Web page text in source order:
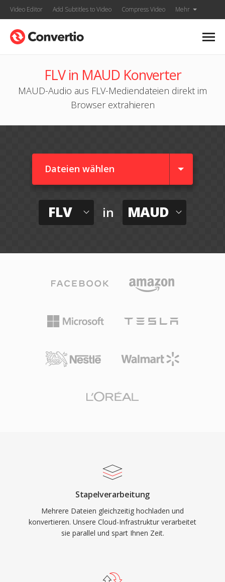
Video Editor Add Subtitles to Video Compress Video Mehr
FLV in MAUD Konverter
MAUD-Audio aus FLV-Mediendateien direkt im
Browser extrahieren
Dateien wählen
FLV in MAUD
Stapelverarbeitung
Mehrere Dateien gleichzeitig hochladen und
konvertieren. Unsere Cloud-Infrastruktur verarbeitet
sie parallel und spart Ihnen Zeit.